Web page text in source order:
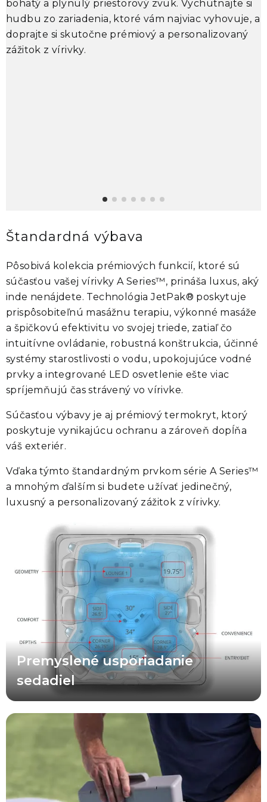
bohatý a plynulý priestorový zvuk. Vychutnajte si
hudbu zo zariadenia, ktoré vám najviac vyhovuje, a
doprajte si skutočne prémiový a personalizovaný
zážitok z vírivky.
Štandardná výbava
Pôsobivá kolekcia prémiových funkcií, ktoré sú
súčasťou vašej vírivkyA Series™, prináša luxus, aký
inde nenájdete. TechnológiaJetPak® poskytuje
prispôsobiteľnú masážnu terapiu, výkonné masáže
a špičkovú efektivitu vo svojej triede, zatiaľ čo
intuitívne ovládanie, robustná konštrukcia, účinné
systémy starostlivosti o vodu, upokojujúce vodné
prvky a integrované LED osvetlenie ešte viac
spríjemňujú čas strávený vo vírivke.
Súčasťou výbavy je aj prémiový termokryt, ktorý
poskytuje vynikajúcu ochranu a zároveň dopĺňa
váš exteriér.
Vďaka týmto štandardným prvkom série A Series™
a mnohým ďalším si budete užívať jedinečný,
luxusný a personalizovaný zážitok z vírivky.
Premyslené usporiadanie
sedadiel
Všetky usporiadania, sedadlá a umiestnenia trysiek vo vírivkách A
Series™ boli starostlivo prehodnotené tak, aby poskytovali
optimálny terapeutický zážitok pre čo najširší okruh používateľov a
rôzne situácie. To zahŕňa premyslenú kombináciu rôznych hĺbok
sedadiel v každom modeli, vylepšenú ergonómiu sedenia, lepšie
nasmerovanie trysiek, dôraz na bezpečný vstup a výstup z vírivky
a zdokonalené prémiové sedadlá umiestnené v blízkosti
praktických prvkov, ako sú pomocné ovládacie prvky a držiaky na
nápoje.
Vďaka dvojitým nasávacím otvorom pre účinnejšie zachytávanie
nečistôt z hladiny a konštrukcii integrovanej do steny, ktorá šetrí
veľké množstvo priestoru na sedenie, využíva tento prvý plochý
filter svojho druhu v odvetví celú filtračnú plochu namiesto len
malej časti, ako je to pri väčšine okrúhlych filtrov. A čo je ešte
lepšie, určite oceníte pohodlie a úsporu nákladov, ktoré prináša
tento jednoduchý a inteligentný prístup k filtrácii vody vo vírivke.